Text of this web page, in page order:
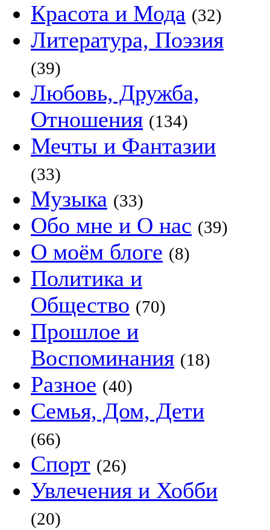
Красота и Мода (32)
Литература, Поэзия
(39)
Любовь, Дружба,
Отношения (134)
Мечты и Фантазии
(33)
Музыка (33)
Обо мне и О нас (39)
О моём блоге (8)
Политика и
Общество (70)
Прошлое и
Воспоминания (18)
Разное (40)
Семья, Дом, Дети
(66)
Спорт (26)
Увлечения и Хобби
(20)